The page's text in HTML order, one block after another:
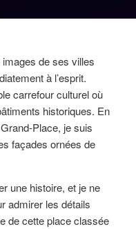
de ses villes
à l’esprit.
carrefour culturel où
historiques. En
Place, je suis
façades ornées de
une histoire, et je ne
admirer les détails
de cette place classée